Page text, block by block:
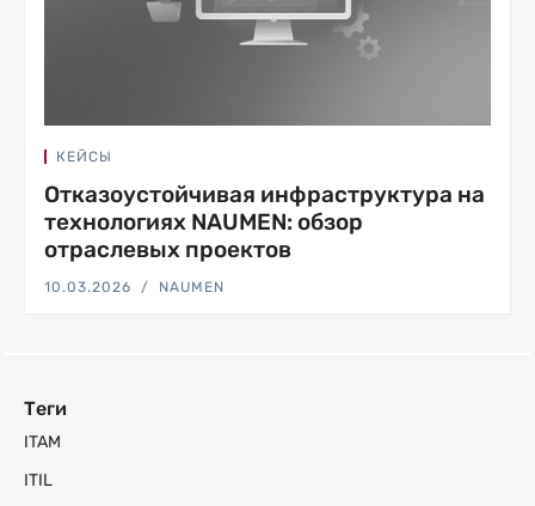
КЕЙСЫ
Отказоустойчивая инфраструктура на
технологиях NAUMEN: обзор
отраслевых проектов
10.03.2026 NAUMEN
Теги
ITAM
ITIL